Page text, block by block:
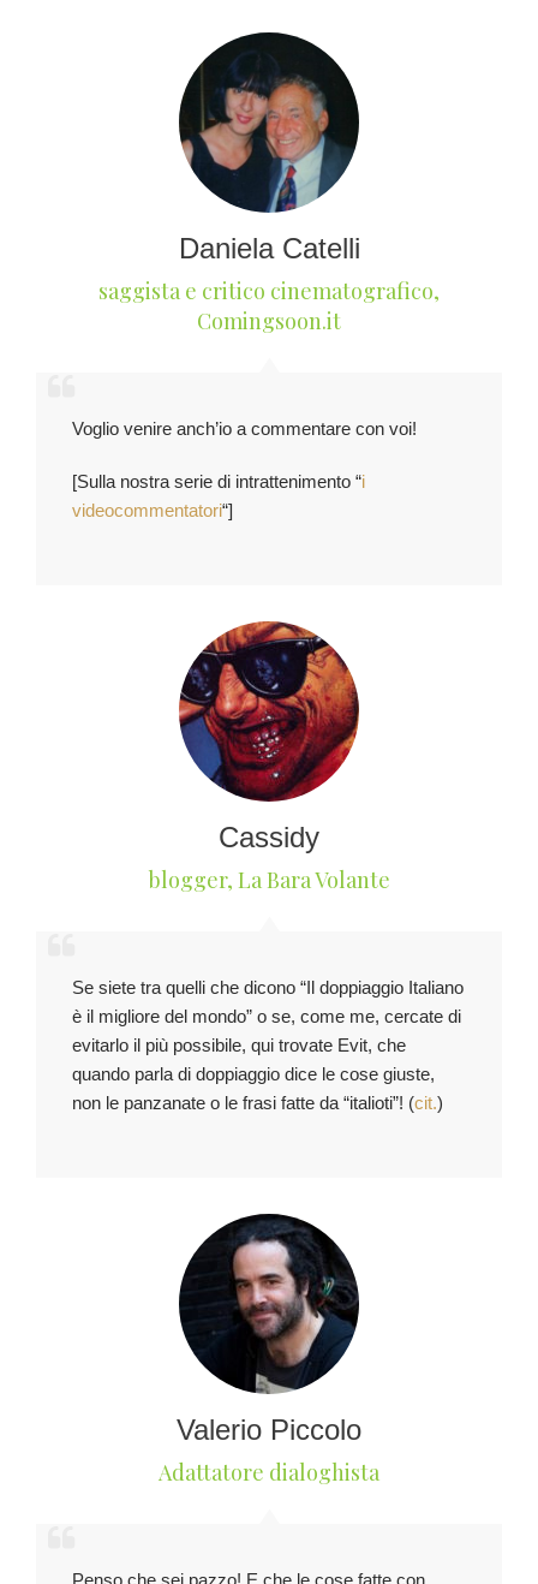
Daniela Catelli
saggista e critico cinematografico,
Comingsoon.it
Voglio venire anch’io a commentare con voi!
[Sulla nostra serie di intrattenimento “i
videocommentatori“]
Cassidy
blogger, La Bara Volante
Se siete tra quelli che dicono “Il doppiaggio Italiano
è il migliore del mondo” o se, come me, cercate di
evitarlo il più possibile, qui trovate Evit, che
quando parla di doppiaggio dice le cose giuste,
non le panzanate o le frasi fatte da “italioti”! (cit.)
Valerio Piccolo
Adattatore dialoghista
Penso che sei pazzo! E che le cose fatte con